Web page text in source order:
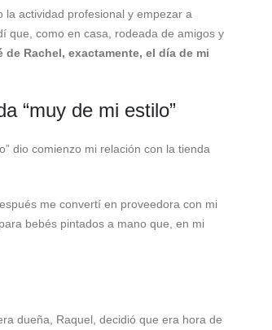
actividad profesional y empezar a
que, como en casa, rodeada de amigos y
de Rachel, exactamente, el día de mi
“muy de mi estilo”
dio comienzo mi relación con la tienda
me convertí en proveedora con mi
bebés pintados a mano que, en mi
dueña, Raquel, decidió que era hora de